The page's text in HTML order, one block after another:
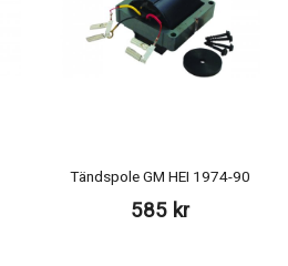
Tändspole GM HEI 1974-90
585 kr